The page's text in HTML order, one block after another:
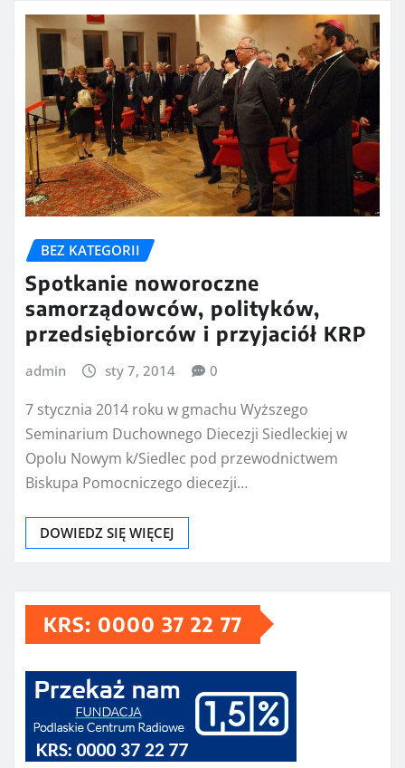
BEZ KATEGORII
Spotkanie noworoczne
samorządowców, polityków,
przedsiębiorców i przyjaciół KRP
admin sty 7, 2014 0
7 stycznia 2014 roku w gmachu Wyższego
Seminarium Duchownego Diecezji Siedleckiej w
Opolu Nowym k/Siedlec pod przewodnictwem
Biskupa Pomocniczego diecezji…
DOWIEDZ SIĘ WIĘCEJ
KRS: 0000 37 22 77